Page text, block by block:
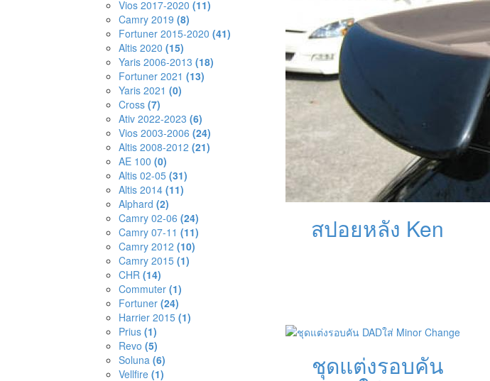
สปอยหลัง Ken
ชุดแต่งรอบคัน
Vios 2017-2020 (11)
Camry 2019 (8)
Fortuner 2015-2020 (41)
Altis 2020 (15)
Yaris 2006-2013 (18)
Fortuner 2021 (13)
Yaris 2021 (0)
Cross (7)
Ativ 2022-2023 (6)
Vios 2003-2006 (24)
Altis 2008-2012 (21)
AE 100 (0)
Altis 02-05 (31)
Altis 2014 (11)
Alphard (2)
Camry 02-06 (24)
Camry 07-11 (11)
Camry 2012 (10)
Camry 2015 (1)
CHR (14)
Commuter (1)
Fortuner (24)
Harrier 2015 (1)
Prius (1)
Revo (5)
Soluna (6)
Vellfire (1)